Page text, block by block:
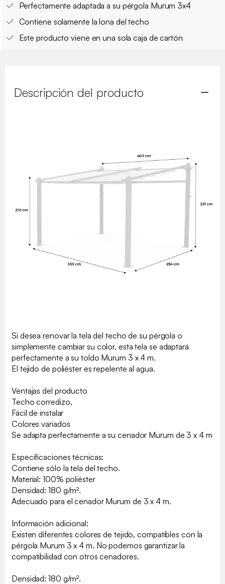
Perfectamente adaptada a su pérgola Murum 3x4
Contiene solamente la lona del techo
Este producto viene en una sola caja de cartón
Descripción del producto
Si desea renovar la tela del techo de su pérgola o
simplemente cambiar su color, esta tela se adaptará
perfectamente a su toldo Murum 3 x 4 m.
El tejido de poliéster es repelente al agua.
Ventajas del producto
Techo corredizo,
Fácil de instalar
Colores variados
Se adapta perfectamente a su cenador Murum de 3 x 4 m
Especificaciones técnicas:
Contiene sólo la tela del techo.
Material: 100% poliéster
Densidad: 180 g/m².
Adecuado para el cenador Murum de 3 x 4 m.
Información adicional:
Existen diferentes colores de tejido, compatibles con la
pérgola Murum 3 x 4 m. No podemos garantizar la
compatibilidad con otros cenadores.
Densidad: 180 g/m².